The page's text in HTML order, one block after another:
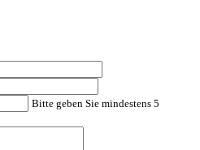
Bitte geben Sie mindestens 5